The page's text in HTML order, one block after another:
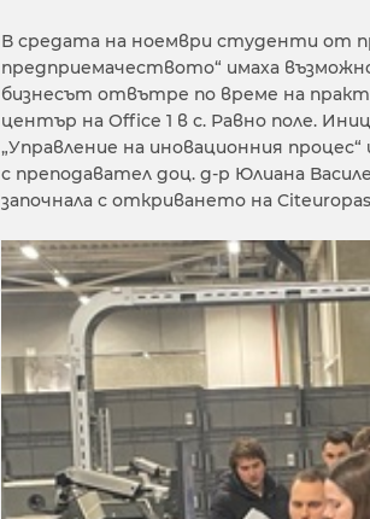
В средата на ноември студенти от
предприемачеството“ имаха
бизнесът отвътре по време на
център на Office 1 в с. Равно поле.
„Управление на иновационния
с преподавател доц. д-р Юлиана
започнала с откриването на